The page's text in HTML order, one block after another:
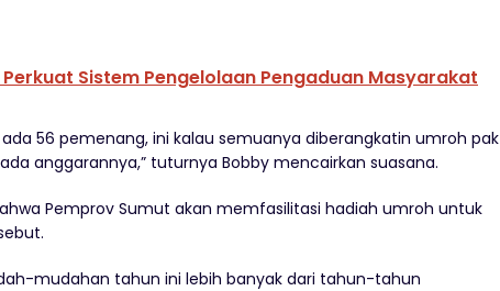
Sistem Pengelolaan Pengaduan Masyarakat
56 pemenang, ini kalau semuanya diberangkatin umroh pak
anggarannya,” tuturnya Bobby mencairkan suasana.
Pemprov Sumut akan memfasilitasi hadiah umroh untuk
mudahan tahun ini lebih banyak dari tahun-tahun